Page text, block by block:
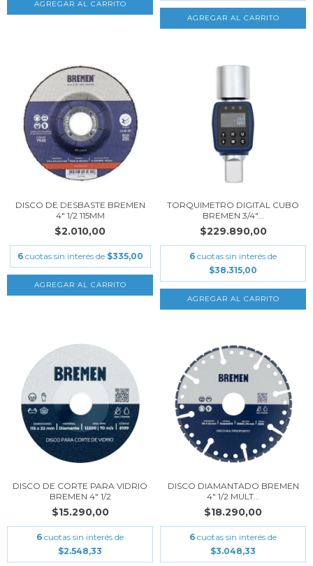
DISCO DE DESBASTE BREMEN
4" 1/2 115MM
$2.010,00
6 cuotas sin interés de $335,00
TORQUIMETRO DIGITAL CUBO
BREMEN 3/4"...
$229.890,00
6 cuotas sin interés de
$38.315,00
DISCO DE CORTE PARA VIDRIO
BREMEN 4" 1/2
$15.290,00
6 cuotas sin interés de
$2.548,33
DISCO DIAMANTADO BREMEN
4" 1/2 MULT...
$18.290,00
6 cuotas sin interés de
$3.048,33